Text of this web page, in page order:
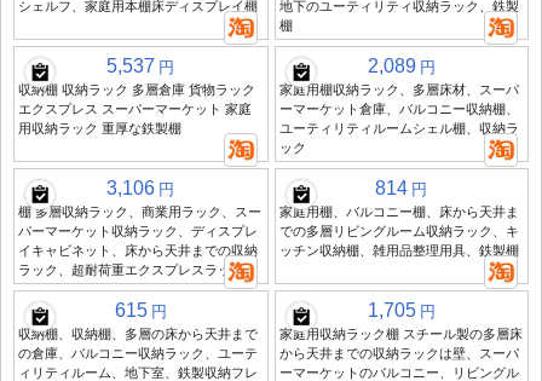
シェルフ、家庭用本棚床ディスプレイ棚
地下のユーティリティ収納ラック、鉄製
棚
5,537 円
収納棚 収納ラック 多層倉庫 貨物ラック
エクスプレス スーパーマーケット 家庭
用収納ラック 重厚な鉄製棚
2,089 円
家庭用棚収納ラック、多層床材、スーパ
ーマーケット倉庫、バルコニー収納棚、
ユーティリティルームシェル棚、収納ラ
ック
3,106 円
棚 多層収納ラック、商業用ラック、スー
パーマーケット収納ラック、ディスプレ
イキャビネット、床から天井までの収納
ラック、超耐荷重エクスプレスラック
814 円
家庭用棚、バルコニー棚、床から天井ま
での多層リビングルーム収納ラック、キ
ッチン収納棚、雑用品整理用具、鉄製棚
615 円
収納棚、収納棚、多層の床から天井まで
の倉庫、バルコニー収納ラック、ユーテ
ィリティルーム、地下室、鉄製収納フレ
1,705 円
家庭用収納ラック棚 スチール製の多層床
から天井までの収納ラックは壁、スーパ
ーマーケットのバルコニー、リビングル